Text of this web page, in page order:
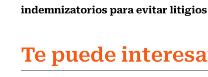
indemnizatorios para evitar
Te puede